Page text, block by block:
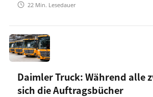
22 Min. Lesedauer
Daimler Truck: Während alle
sich die Auftragsbücher